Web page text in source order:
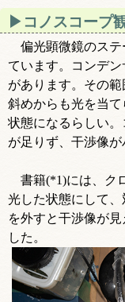
コノスコープ
偏光顕微鏡のステ
ています。コンデ
があります。その
斜めからも光を当
状態になるらしい
が足りず、干渉像が
書籍(*1)には、ク
光した状態にして
を外すと干渉像が
した。